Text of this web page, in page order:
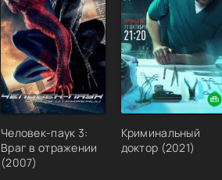
Человек-паук 3:
Враг в отражении
(2007)
Криминальный
доктор (2021)